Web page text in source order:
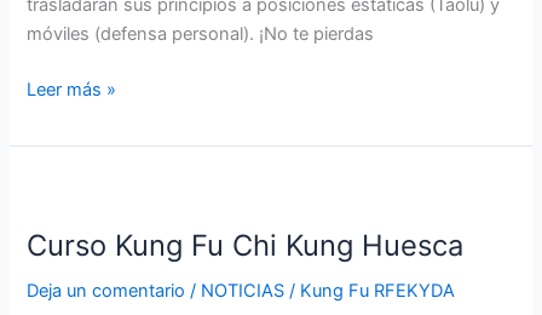
trasladarán sus principios a posiciones estáticas (Taolu) y
móviles (defensa personal). ¡No te pierdas
Leer más »
Curso Kung Fu Chi Kung Huesca
Deja un comentario / NOTICIAS / Kung Fu RFEKYDA
Fu
Kung